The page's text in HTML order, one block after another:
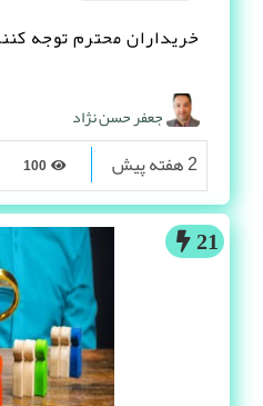
خریداران محترم توجه
جعفر حسن نژاد
2 هفته پیش
21